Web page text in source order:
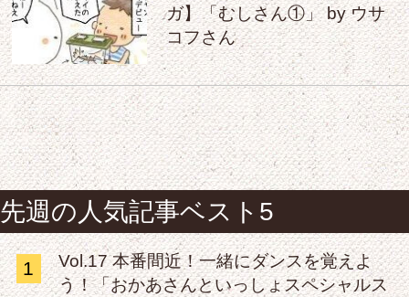
ガ】「むしさん①」 by ウサ
コフさん
先週の人気記事ベスト5
1
Vol.17 本番間近！一緒にダンスを覚えよ
う！「おかあさんといっしょスペシャルス